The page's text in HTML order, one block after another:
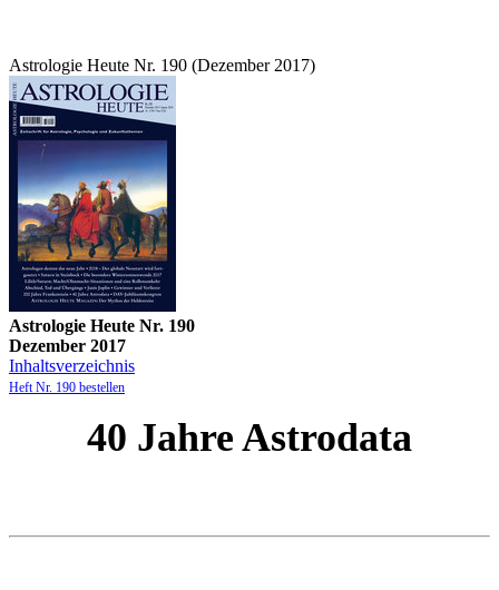
Astrologie Heute Nr. 190 (Dezember 2017)
Astrologie Heute Nr. 190
Dezember 2017
Inhaltsverzeichnis
Heft Nr. 190 bestellen
40 Jahre Astrodata